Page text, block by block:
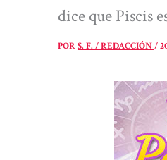
dice que Piscis
PORS. F. / REDACCIÓN/